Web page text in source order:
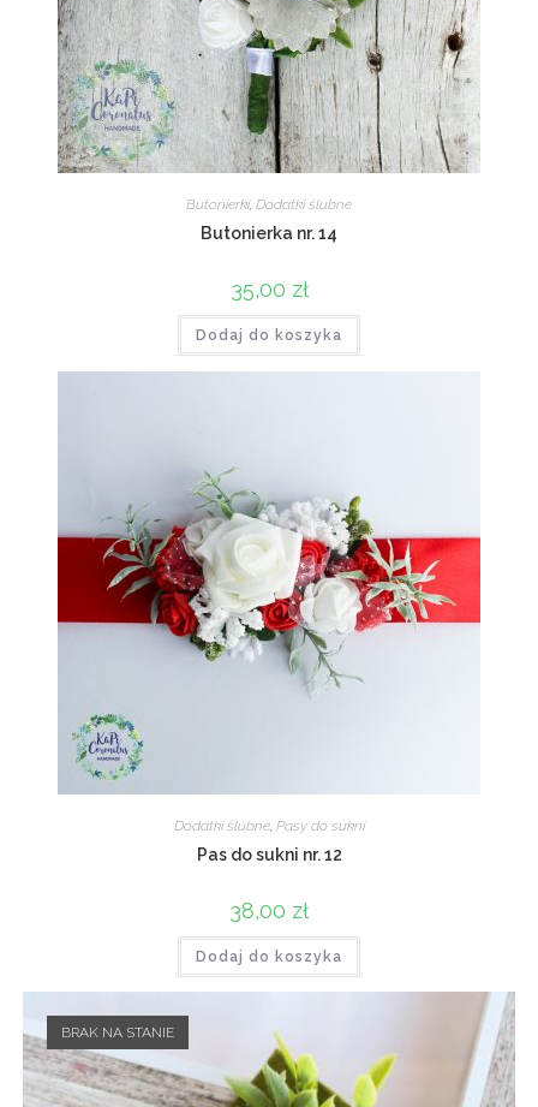
Butonierki, Dodatki ślubne
Butonierka nr. 14
35,00 zł
Dodaj do koszyka
Dodatki ślubne, Pasy do sukni
Pas do sukni nr. 12
38,00 zł
Dodaj do koszyka
BRAK NA STANIE